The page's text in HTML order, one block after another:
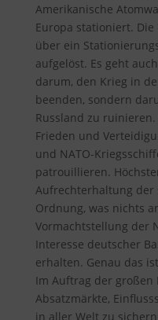
Amerikanische
Europa stationiert. Die
über ein
aufgelöst. Es geht
darum, den Krieg in
beenden, sondern
Russland zu
Frieden und
und NATO-
patrouillieren.
Aufrechterhaltung der
Ordnung, was nichts
Vormachtstellung der
Interesse deutscher
erhalten. Genau das
Im Auftrag der großen
Absatzmärkte,
in aller Welt zu